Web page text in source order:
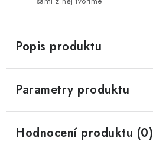
Popis produktu
Parametry produktu
Hodnocení produktu (0)